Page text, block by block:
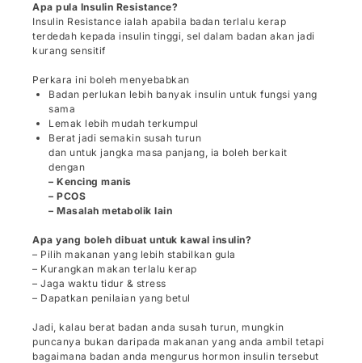
Apa pula Insulin Resistance?
Insulin Resistance ialah apabila badan terlalu kerap
terdedah kepada insulin tinggi, sel dalam badan akan jadi
kurang sensitif
Perkara ini boleh menyebabkan
Badan perlukan lebih banyak insulin untuk fungsi yang
sama
Lemak lebih mudah terkumpul
Berat jadi semakin susah turun
dan untuk jangka masa panjang, ia boleh berkait
dengan
– Kencing manis
– PCOS
– Masalah metabolik lain
Apa yang boleh dibuat untuk kawal insulin?
– Pilih makanan yang lebih stabilkan gula
– Kurangkan makan terlalu kerap
– Jaga waktu tidur & stress
– Dapatkan penilaian yang betul
Jadi, kalau berat badan anda susah turun, mungkin
puncanya bukan daripada makanan yang anda ambil tetapi
bagaimana badan anda mengurus hormon insulin tersebut